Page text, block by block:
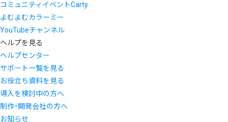
コミュニティイベントCarty
よむよむカラーミー
YouTubeチャンネル
ヘルプを見る
ヘルプセンター
サポート一覧を見る
お役立ち資料を見る
導入を検討中の方へ
制作・開発会社の方へ
お知らせ